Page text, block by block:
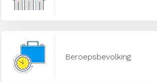
Beroepsbevolking